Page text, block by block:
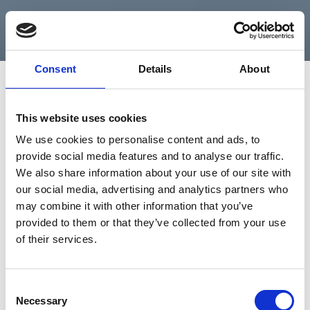
Consent Details About
This website uses cookies
We use cookies to personalise content and ads, to
provide social media features and to analyse our traffic.
We also share information about your use of our site with
our social media, advertising and analytics partners who
may combine it with other information that you’ve
provided to them or that they’ve collected from your use
of their services.
Selection
Necessary
LIRE LE CAS CLIENT >
RÉCUPÉREZ VOTRE CASH EN
QUELQUES SECONDES
Vous souhaitez vous faire payer plus vite ? Proposez des
méthodes de paiement rapides ! Grâce à Esker, vos
clients ont le choix entre plusieurs options de paiement :
carte bancaire (Visa, Mastercard...), prélèvement
automatiquement des remises pour paiement anticipé,
vos clients peuvent même programmer des paiements à
la date d'expiration de la remise.